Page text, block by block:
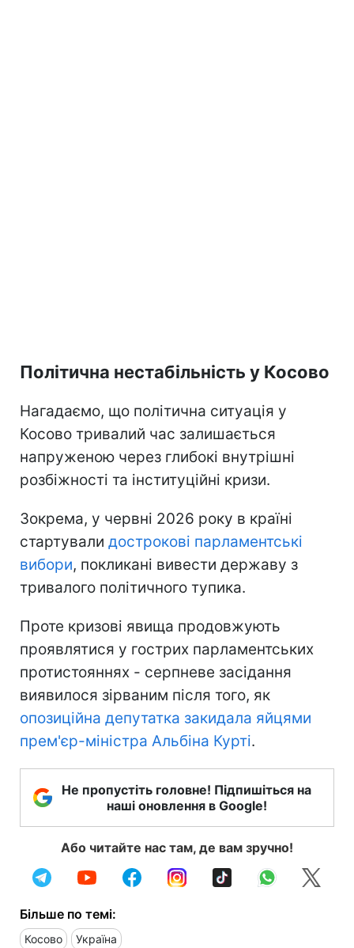
Політична нестабільність у Косово
Нагадаємо, що політична ситуація у
Косово тривалий час залишається
напруженою через глибокі внутрішні
розбіжності та інституційні кризи.
Зокрема, у червні 2026 року в країні
стартували дострокові парламентські
вибори, покликані вивести державу з
тривалого політичного тупика.
Проте кризові явища продовжують
проявлятися у гострих парламентських
протистояннях - серпневе засідання
виявилося зірваним після того, як
опозиційна депутатка закидала яйцями
прем'єр-міністра Альбіна Курті.
Не пропустіть головне! Підпишіться на
наші оновлення в Google!
Або читайте нас там, де вам зручно!
Більше по темі:
Косово Україна